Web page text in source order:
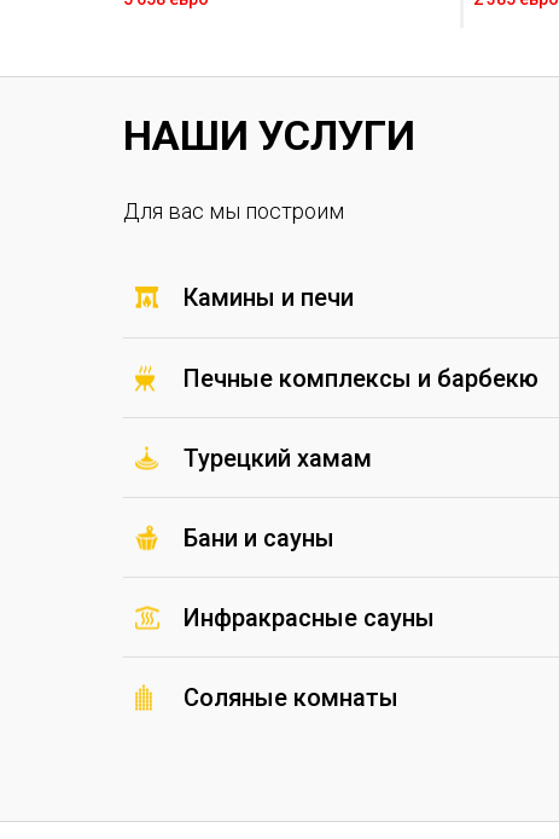
НАШИ УСЛУГИ
Для вас мы построим
Камины и печи
Печные комплексы и барбекю
Турецкий хамам
Бани и сауны
Инфракрасные сауны
Соляные комнаты